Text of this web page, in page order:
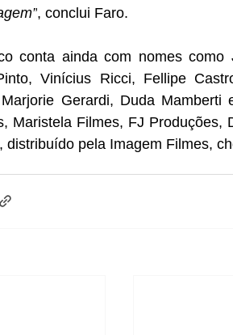
, conclui Faro.
conta ainda com nomes como
Vinícius Ricci, Fellipe
Gerardi, Duda
Maristela Filmes, FJ Produções,
distribuído pela Imagem Filmes,